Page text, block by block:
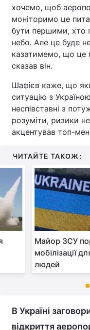
хочемо, щоб
моніторимо це
бути першими, хто
небо. Але це буде
казатимемо, що це
сказав він.
Шафієв каже, що
ситуацію з
неспівставні з
розуміти, ризики
акцентував топ-
ЧИТАЙТЕ ТАКОЖ:
Майор ЗСУ
мобілізації
людей
В Україні
відкриття